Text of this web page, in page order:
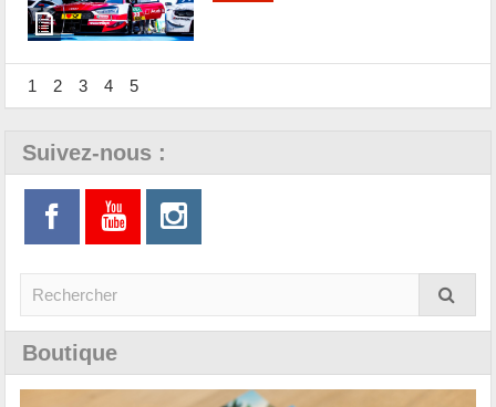
1 2 3 4 5
Suivez-nous :
Boutique